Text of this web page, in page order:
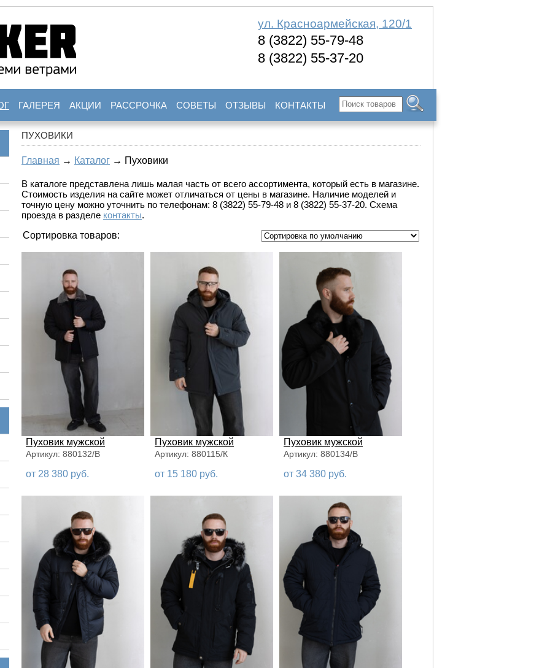
ул. Красноармейская, 120/1
8 (3822) 55-79-48
8 (3822) 55-37-20
ГАЛЕРЕЯ АКЦИИ РАССРОЧКА СОВЕТЫ ОТЗЫВЫ КОНТАКТЫ
ПУХОВИКИ
Главная → Каталог → Пуховики
В каталоге представлена лишь малая часть от всего ассортимента, который есть в магазине.
Стоимость изделия на сайте может отличаться от цены в магазине. Наличие моделей и
точную цену можно уточнить по телефонам: 8 (3822) 55-79-48 и 8 (3822) 55-37-20. Схема
проезда в разделе контакты.
Сортировка товаров:
Пуховик мужской
Артикул: 880132/В
от 28 380 руб.
Пуховик мужской
Артикул: 880115/К
от 15 180 руб.
Пуховик мужской
Артикул: 880134/В
от 34 380 руб.